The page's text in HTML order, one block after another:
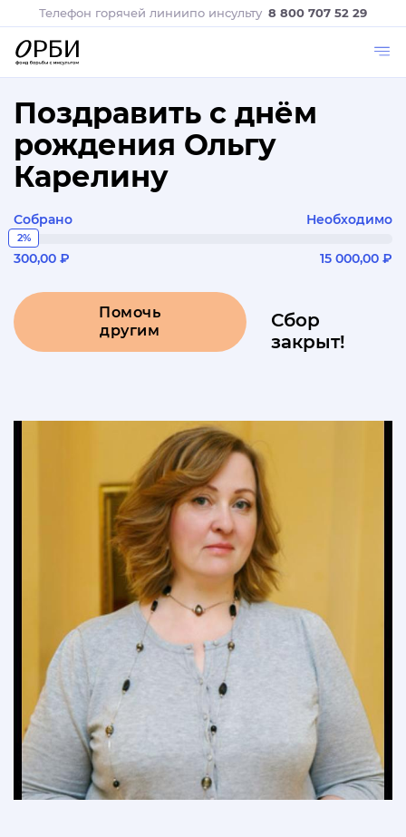
Телефон горячей линиипо инсульту 8 800 707 52 29
Поздравить с днём
рождения Ольгу
Карелину
Собрано Необходимо
2%
300,00 ₽ 15 000,00 ₽
Помочь
другим
Сбор
закрыт!